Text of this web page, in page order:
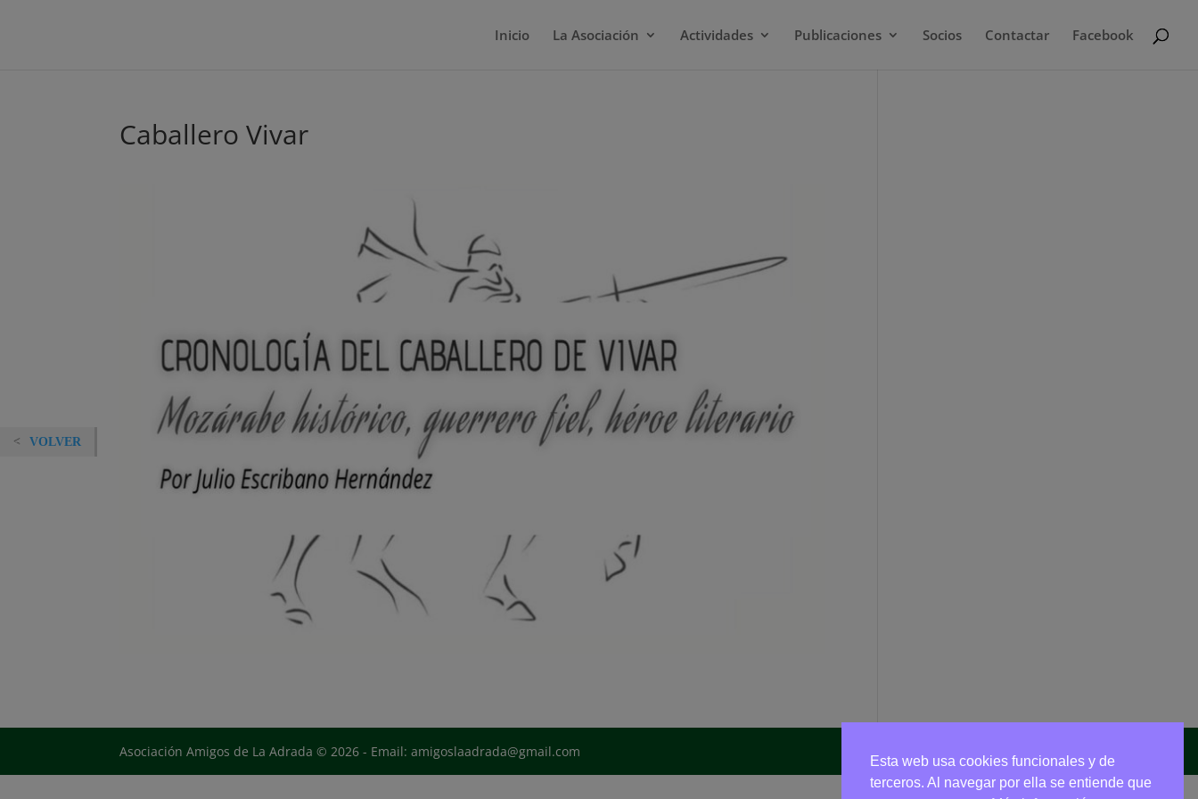
Inicio La Asociación Actividades Publicaciones Socios Contactar Facebook
Caballero Vivar
Asociación Amigos de La Adrada © 2026 - Email: amigoslaadrada@gmail.com
VOLVER
Esta web usa cookies funcionales y de
terceros. Al navegar por ella se entiende que